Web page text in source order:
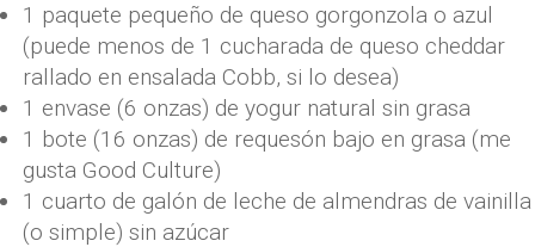
1 paquete pequeño de queso gorgonzola o azul
(puede menos de 1 cucharada de queso cheddar
rallado en ensalada Cobb, si lo desea)
1 envase (6 onzas) de yogur natural sin grasa
1 bote (16 onzas) de requesón bajo en grasa (me
gusta Good Culture)
1 cuarto de galón de leche de almendras de vainilla
(o simple) sin azúcar